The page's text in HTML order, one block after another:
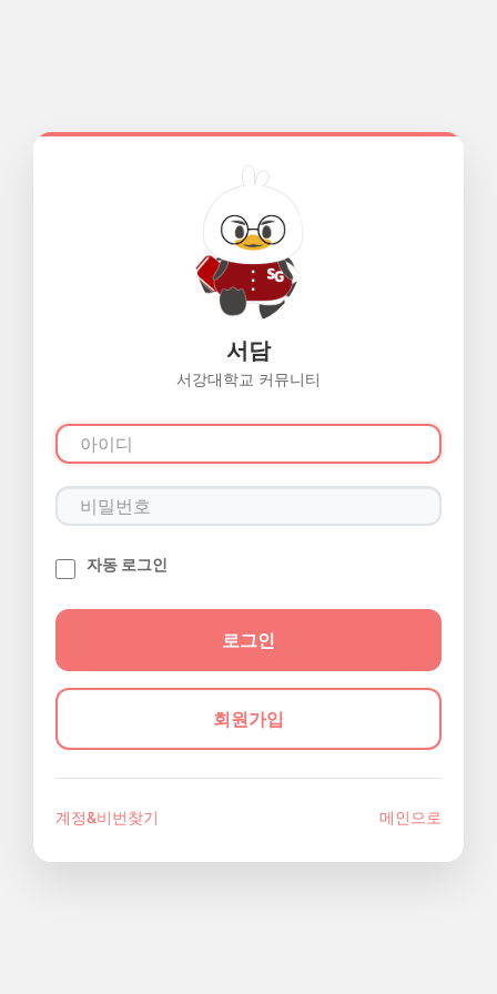
서담
서강대학교 커뮤니티
자동 로그인
회원가입
계정&비번찾기 메인으로